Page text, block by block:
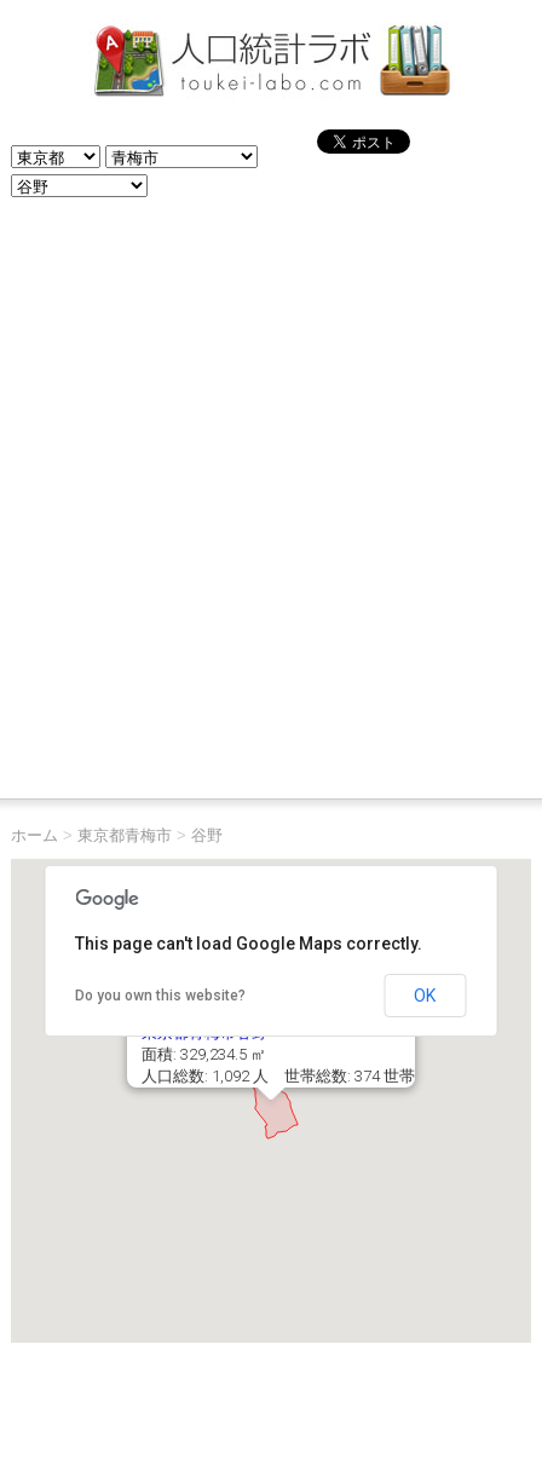
ホーム > 東京都青梅市> 谷野
東京都青梅市谷野
面積: 329,234.5 ㎡
人口総数: 1,092 人 世帯総数: 374 世帯
This page can't load Google Maps correctly.
Do you own this website? OK